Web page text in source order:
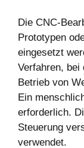
Die CNC-
Prototypen
eingesetzt
Verfahren, bei
Betrieb von
Ein
erforderlich.
Steuerung
verwendet.